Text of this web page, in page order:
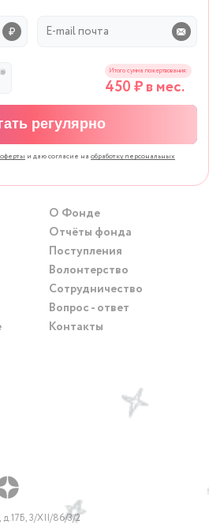
Итого сумма пожертвования:
450₽ в мес.
регулярно
и даю согласие на обработку персональных
О Фонде
Отчёты фонда
Поступления
Волонтерство
Сотрудничество
Вопрос - ответ
Контакты
д.17Б, 3/XII/86/3/2